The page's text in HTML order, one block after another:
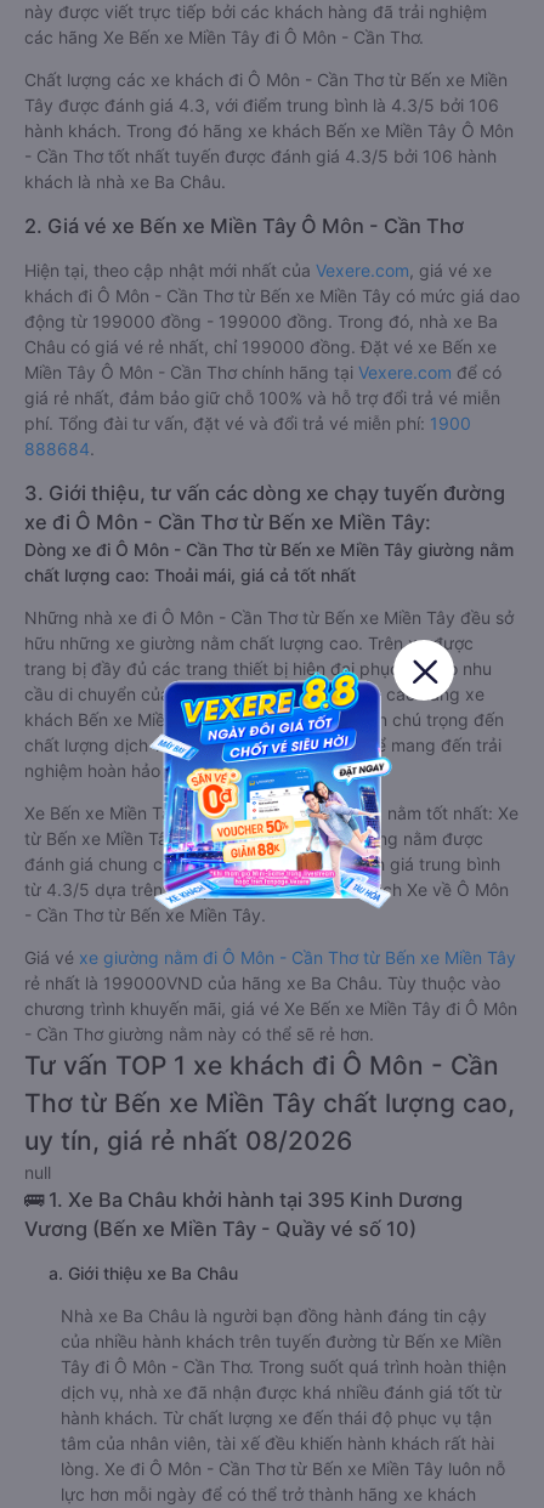
này được viết trực tiếp bởi các khách hàng đã trải nghiệm
các hãng Xe Bến xe Miền Tây đi Ô Môn - Cần Thơ.
Chất lượng các xe khách đi Ô Môn - Cần Thơ từ Bến xe Miền
Tây được đánh giá 4.3, với điểm trung bình là 4.3/5 bởi 106
hành khách. Trong đó hãng xe khách Bến xe Miền Tây Ô Môn
- Cần Thơ tốt nhất tuyến được đánh giá 4.3/5 bởi 106 hành
khách là nhà xe Ba Châu.
2. Giá vé xe Bến xe Miền Tây Ô Môn - Cần Thơ
Hiện tại, theo cập nhật mới nhất của Vexere.com , giá vé xe
khách đi Ô Môn - Cần Thơ từ Bến xe Miền Tây có mức giá dao
động từ 199000 đồng - 199000 đồng. Trong đó, nhà xe Ba
Châu có giá vé rẻ nhất, chỉ 199000 đồng. Đặt vé xe Bến xe
Miền Tây Ô Môn - Cần Thơ chính hãng tại Vexere.com để có
giá rẻ nhất, đảm bảo giữ chỗ 100% và hỗ trợ đổi trả vé miễn
phí. Tổng đài tư vấn, đặt vé và đổi trả vé miễn phí: 1900
888684.
3. Giới thiệu, tư vấn các dòng xe chạy tuyến đường
xe đi Ô Môn - Cần Thơ từ Bến xe Miền Tây:
Dòng xe đi Ô Môn - Cần Thơ từ Bến xe Miền Tây giường nằm
chất lượng cao: Thoải mái, giá cả tốt nhất
Những nhà xe đi Ô Môn - Cần Thơ từ Bến xe Miền Tây đều sở
hữu những xe giường nằm chất lượng cao. Trên xe được
trang bị đầy đủ các trang thiết bị hiện đại phục vụ cho nhu
cầu di chuyển của hành khách. Bên cạnh đó, các hãng xe
khách Bến xe Miền Tây Ô Môn - Cần Thơ luôn chú trọng đến
chất lượng dịch vụ, không ngừng cải thiện để mang đến trải
nghiệm hoàn hảo cho hành khách.
Xe Bến xe Miền Tây Ô Môn - Cần Thơ giường nằm tốt nhất: Xe
từ Bến xe Miền Tây đi Ô Môn - Cần Thơ giường nằm được
đánh giá chung chất lượng Tốt với điểm đánh giá trung bình
từ 4.3/5 dựa trên 106 phản hồi của hành khách Xe về Ô Môn
- Cần Thơ từ Bến xe Miền Tây.
Giá vé xe giường nằm đi Ô Môn - Cần Thơ từ Bến xe Miền Tây
rẻ nhất là 199000VND của hãng xe Ba Châu. Tùy thuộc vào
chương trình khuyến mãi, giá vé Xe Bến xe Miền Tây đi Ô Môn
- Cần Thơ giường nằm này có thể sẽ rẻ hơn.
Tư vấn TOP 1 xe khách đi Ô Môn - Cần
Thơ từ Bến xe Miền Tây chất lượng cao,
uy tín, giá rẻ nhất 08/2026
null
🚌 1. Xe Ba Châu khởi hành tại 395 Kinh Dương
Vương (Bến xe Miền Tây - Quầy vé số 10)
a. Giới thiệu xe Ba Châu
Nhà xe Ba Châu là người bạn đồng hành đáng tin cậy
của nhiều hành khách trên tuyến đường từ Bến xe Miền
Tây đi Ô Môn - Cần Thơ. Trong suốt quá trình hoàn thiện
dịch vụ, nhà xe đã nhận được khá nhiều đánh giá tốt từ
hành khách. Từ chất lượng xe đến thái độ phục vụ tận
tâm của nhân viên, tài xế đều khiến hành khách rất hài
lòng. Xe đi Ô Môn - Cần Thơ từ Bến xe Miền Tây luôn nỗ
lực hơn mỗi ngày để có thể trở thành hãng xe khách